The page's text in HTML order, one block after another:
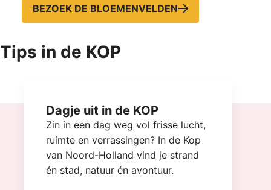
BEZOEK DE BLOEMENVELDEN
Tips in de KOP
Dagje uit in de KOP
Zin in een dag weg vol frisse lucht,
ruimte en verrassingen? In de Kop
van Noord-Holland vind je strand
én stad, natuur én avontuur.